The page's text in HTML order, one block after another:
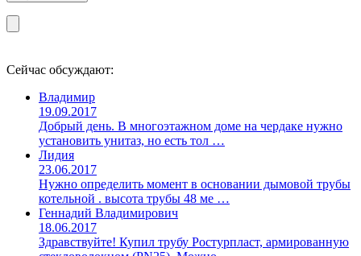
Сейчас обсуждают:
Владимир
19.09.2017
Добрый день. В многоэтажном доме на чердаке нужно
установить унитаз, но есть тол …
Лидия
23.06.2017
Нужно определить момент в основании дымовой трубы
котельной . высота трубы 48 ме …
Геннадий Владимирович
18.06.2017
Здравствуйте! Купил трубу Ростурпласт, армированную